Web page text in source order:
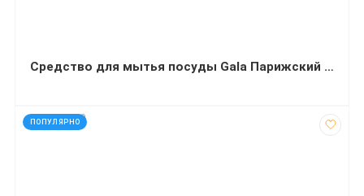
Средство для мытья посуды Gala Парижский аромат 500 миллилитров
ПОПУЛЯРНО
код: 927269